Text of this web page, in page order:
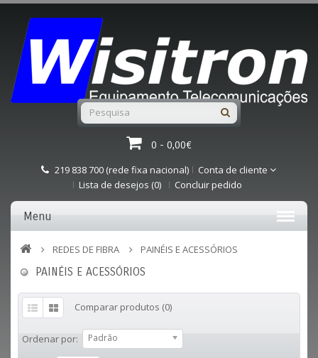
0 - 0,00€
219 838 700 (rede fixa nacional)
Conta de cliente
Lista de desejos (0)
Concluir pedido
Menu
REDES DE FIBRA PAINÉIS E ACESSÓRIOS
PAINÉIS E ACESSÓRIOS
Comparar produtos (0)
Ordenar por: Padrão